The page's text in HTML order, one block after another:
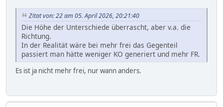
Zitat von: 22 am 05. April 2026, 20:21:40
Die Höhe der Unterschiede überrascht, aber v.a. die
Richtung.
In der Realität wäre bei mehr frei das Gegenteil
passiert man hätte weniger KO generiert und mehr FR.
Es ist ja nicht mehr frei, nur wann anders.